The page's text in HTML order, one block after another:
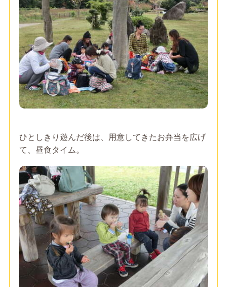
ひとしきり遊んだ後は、用意してきたお弁当を広げ
て、昼食タイム。